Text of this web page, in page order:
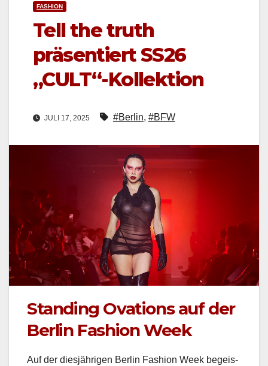
FASHION
Tell the truth
präsentiert SS26
„CULT“-Kollektion
JULI 17, 2025 #Berlin, #BFW
Standing Ovations auf der
Berlin Fashion Week
Auf der diesjähri­gen Berlin Fash­ion Week begeis­